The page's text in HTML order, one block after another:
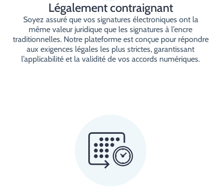
Légalement contraignant
Soyez assuré que vos signatures électroniques ont la
même valeur juridique que les signatures à l’encre
traditionnelles. Notre plateforme est conçue pour répondre
aux exigences légales les plus strictes, garantissant
l’applicabilité et la validité de vos accords numériques.